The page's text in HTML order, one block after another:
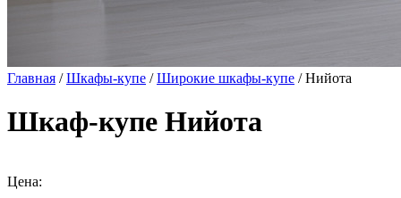
Главная /Шкафы-купе /Широкие шкафы-купе / Нийота
Шкаф-купе Нийота
Цена: